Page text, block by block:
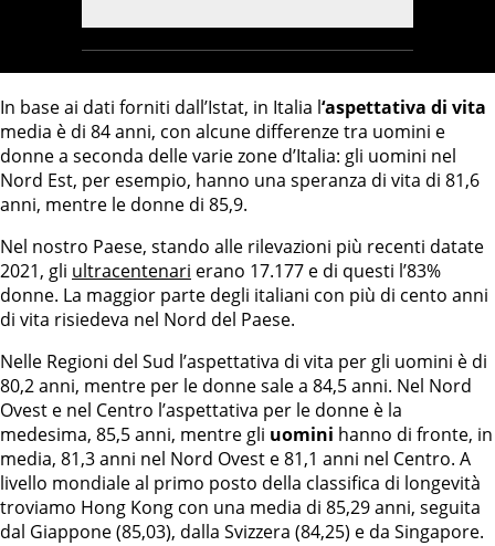
In base ai dati forniti dall’Istat, in Italia l‘aspettativa di vita
media è di 84 anni, con alcune differenze tra uomini e
donne a seconda delle varie zone d’Italia: gli uomini nel
Nord Est, per esempio, hanno una speranza di vita di 81,6
anni, mentre le donne di 85,9.
Nel nostro Paese, stando alle rilevazioni più recenti datate
2021, gli ultracentenari erano 17.177 e di questi l’83%
donne. La maggior parte degli italiani con più di cento anni
di vita risiedeva nel Nord del Paese.
Nelle Regioni del Sud l’aspettativa di vita per gli uomini è di
80,2 anni, mentre per le donne sale a 84,5 anni. Nel Nord
Ovest e nel Centro l’aspettativa per le donne è la
medesima, 85,5 anni, mentre gli uomini hanno di fronte, in
media, 81,3 anni nel Nord Ovest e 81,1 anni nel Centro. A
livello mondiale al primo posto della classifica di longevità
troviamo Hong Kong con una media di 85,29 anni, seguita
dal Giappone (85,03), dalla Svizzera (84,25) e da Singapore.